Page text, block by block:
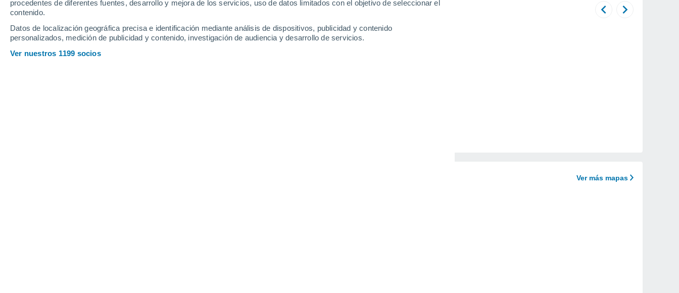
procedentes de diferentes fuentes, desarrollo y mejora de los servicios, uso de datos limitados con el objetivo de seleccionar el
contenido.
Datos de localización geográfica precisa e identificación mediante análisis de dispositivos, publicidad y contenido
personalizados, medición de publicidad y contenido, investigación de audiencia y desarrollo de servicios.
Ver nuestros 1199 socios
Webcams en Oak Mountain
Ver más mapas